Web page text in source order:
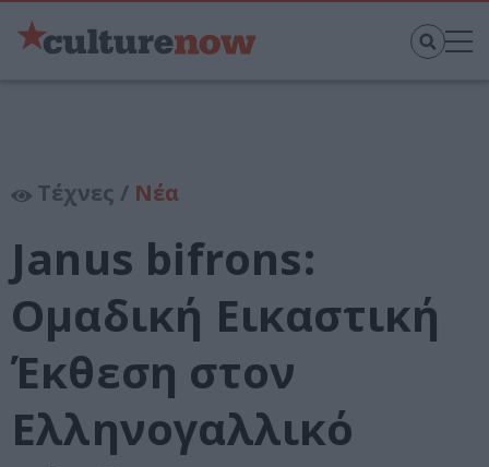
Τέχνες / Νέα
Janus bifrons:
Ομαδική Εικαστική
Έκθεση στον
Ελληνογαλλικό